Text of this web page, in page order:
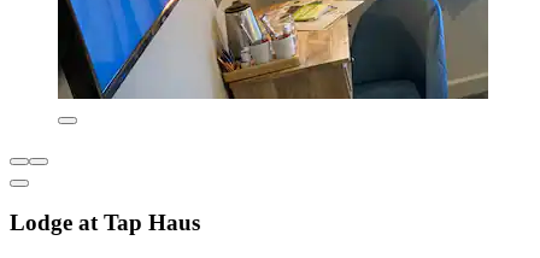
Lodge at Tap Haus